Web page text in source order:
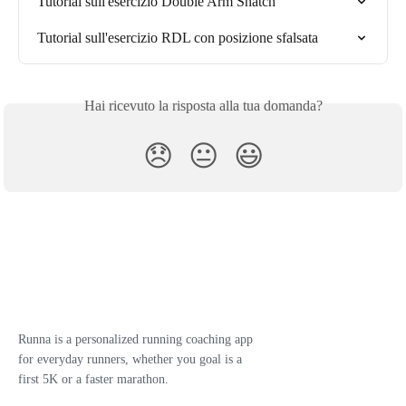
Tutorial sull'esercizio RDL con posizione sfalsata
Hai ricevuto la risposta alla tua domanda?
😞 😐 😃
Runna is a personalized running coaching app
for everyday runners, whether you goal is a
first 5K or a faster marathon.